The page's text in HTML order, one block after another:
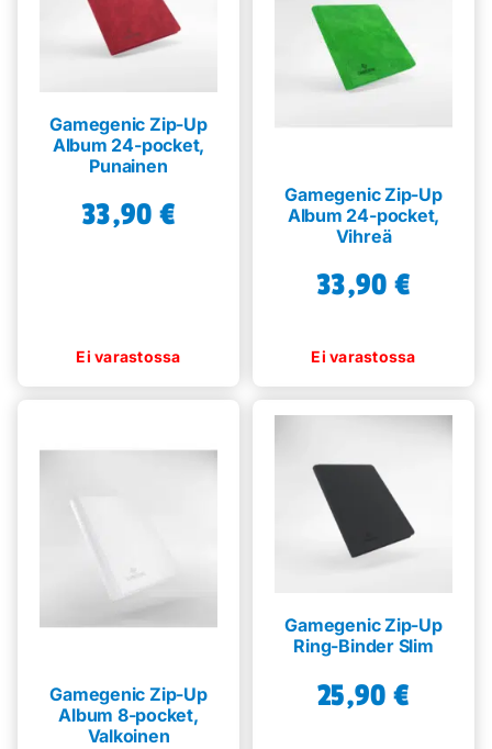
Gamegenic Zip-Up
Album 24-pocket,
Punainen
33,90 €
Gamegenic Zip-Up
Album 24-pocket,
Vihreä
33,90 €
Gamegenic Zip-Up
Album 8-pocket,
Valkoinen
Gamegenic Zip-Up
Ring-Binder Slim
25,90 €